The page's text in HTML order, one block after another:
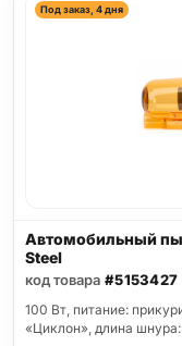
Под заказ, 4 дня
Автомобильный
Steel
код товара #5153427
100 Вт, питание:
«Циклон», длина